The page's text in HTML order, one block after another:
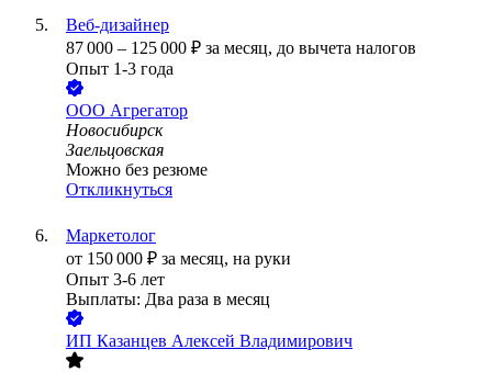
Веб-дизайнер
87 000 – 125 000 ₽ за месяц, до вычета налогов
Опыт 1-3 года
ООО Агрегатор
Новосибирск
Заельцовская
Можно без резюме
Откликнуться
Маркетолог
от 150 000 ₽ за месяц, на руки
Опыт 3-6 лет
Выплаты: Два раза в месяц
ИП Казанцев Алексей Владимирович